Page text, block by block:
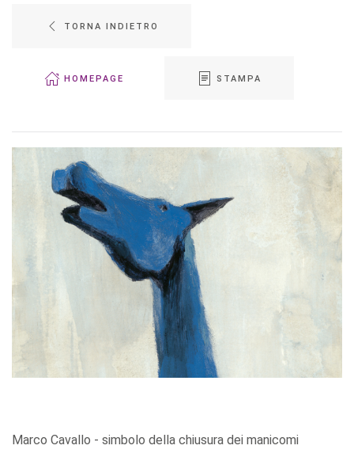
TORNA INDIETRO
HOMEPAGE STAMPA
Marco Cavallo - simbolo della chiusura dei manicomi